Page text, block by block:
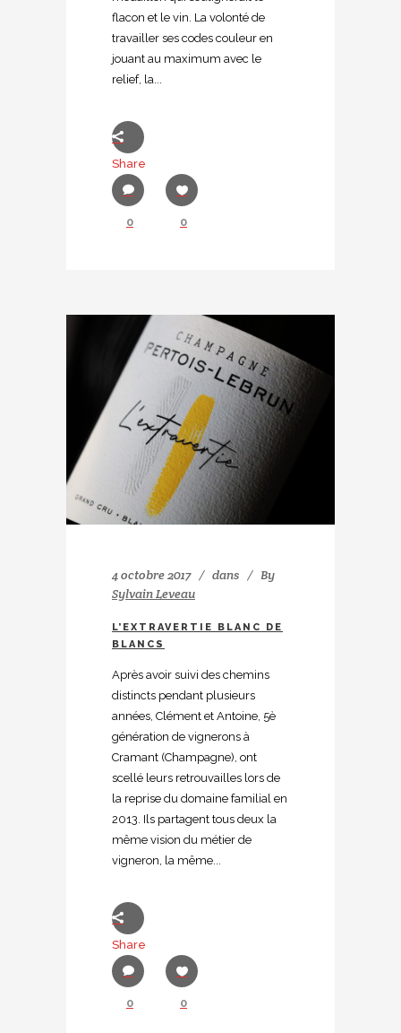
flacon et le vin. La volonté de
travailler ses codes couleur en
jouant au maximum avec le
relief, la...
Share
0 0
4 octobre 2017 dans
By
Sylvain Leveau
L’EXTRAVERTIE BLANC DE
BLANCS
Après avoir suivi des chemins
distincts pendant plusieurs
années, Clément et Antoine, 5è
génération de vignerons à
Cramant (Champagne), ont
scellé leurs retrouvailles lors de
la reprise du domaine familial en
2013. Ils partagent tous deux la
même vision du métier de
vigneron, la même...
Share
0 0